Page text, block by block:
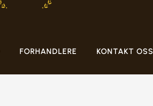
FORHANDLERE KONTAKT OSS